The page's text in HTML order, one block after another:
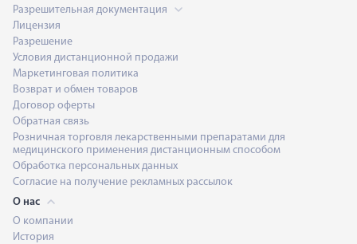
Разрешительная документация
Лицензия
Разрешение
Условия дистанционной продажи
Маркетинговая политика
Возврат и обмен товаров
Договор оферты
Обратная связь
Розничная торговля лекарственными препаратами для
медицинского применения дистанционным способом
Обработка персональных данных
Согласие на получение рекламных рассылок
О нас
О компании
История